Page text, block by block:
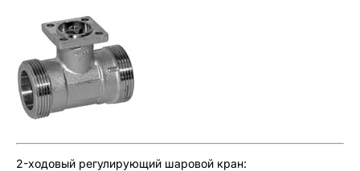
2-ходовый регулирующий шаровой кран: